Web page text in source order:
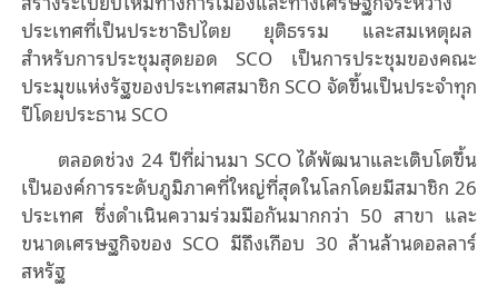
ประเทศที่เป็นประชาธิปไตย ยุติธรรม และสมเหตุผล
สำหรับการประชุมสุดยอด SCO เป็นการประชุมของคณะ
ประมุขแห่งรัฐของประเทศสมาชิก SCO จัดขึ้นเป็นประจําทุก
ปีโดยประธาน SCO
ตลอดช่วง 24 ปีที่ผ่านมา SCO ได้พัฒนาและเติบโตขึ้น
เป็นองค์การระดับภูมิภาคที่ใหญ่ที่สุดในโลกโดยมีสมาชิก 26
ประเทศ ซึ่งดำเนินความร่วมมือกันมากกว่า 50 สาขา และ
ขนาดเศรษฐกิจของ SCO มีถึงเกือบ 30 ล้านล้านดอลลาร์
สหรัฐ